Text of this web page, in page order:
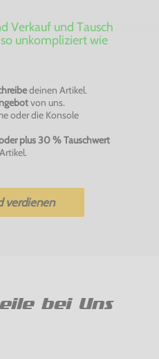
Verkauf und Tausch
unkompliziert wie
deinen Artikel.
von uns.
oder die Konsole
plus 30 % Tauschwert
verdienen
bei Uns